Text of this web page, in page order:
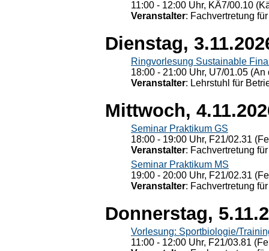
11:00 - 12:00 Uhr, KÄ7/00.10
Veranstalter: Fachvertretung
Dienstag,
Ringvorlesung Sustainable
18:00 - 21:00 Uhr, U7/01.05
Veranstalter: Lehrstuhl für
Mittwoch,
Seminar Praktikum GS
18:00 - 19:00 Uhr, F21/02.31
Veranstalter: Fachvertretung
Seminar Praktikum MS
19:00 - 20:00 Uhr, F21/02.31
Veranstalter: Fachvertretung
Donnerstag,
Vorlesung: Sportbiologie/
11:00 - 12:00 Uhr, F21/03.81